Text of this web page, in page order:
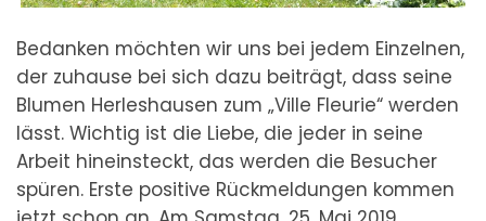
Bedanken möchten wir uns bei jedem Einzelnen,
der zuhause bei sich dazu beiträgt, dass seine
Blumen Herleshausen zum „Ville Fleurie“ werden
lässt. Wichtig ist die Liebe, die jeder in seine
Arbeit hineinsteckt, das werden die Besucher
spüren. Erste positive Rückmeldungen kommen